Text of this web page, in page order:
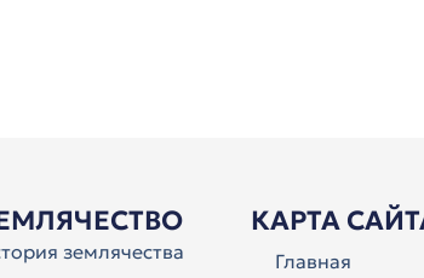
землячества
КАРТА
Главная